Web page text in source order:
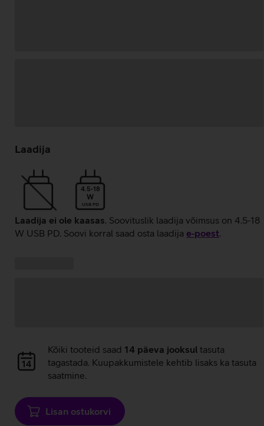
laadimine
Laadija
4.5-18
W
USB PD
Laadija ei ole kaasas. Soovituslik laadija võimsus on 4.5-18
W USB PD. Soovi korral saad osta laadija e‑poest.
Andmete
laadimine
Kõiki tooteid saad 14 päeva jooksul tasuta
tagastada. Kuupakkumistele kehtib lisaks ka tasuta
saatmine.
Lisan ostukorvi